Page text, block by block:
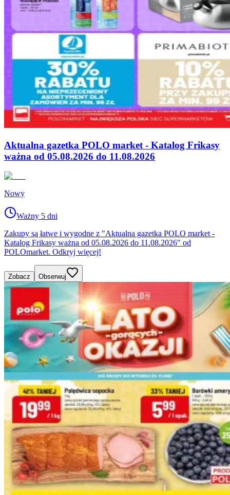
Aktualna gazetka POLO market - Katalog Frikasy
ważna od 05.08.2026 do 11.08.2026
Nowy
Ważny 5 dni
Zakupy są łatwe i wygodne z "Aktualna gazetka POLO market -
Katalog Frikasy ważna od 05.08.2026 do 11.08.2026" od
POLOmarket. Odkryj więcej!
Zobacz Obserwuj